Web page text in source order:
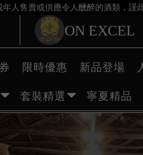
人售賣或供應令人醺醉的酒類，謹
ON EXCEL
限時優惠 新品登場
套裝精選 寧夏精品